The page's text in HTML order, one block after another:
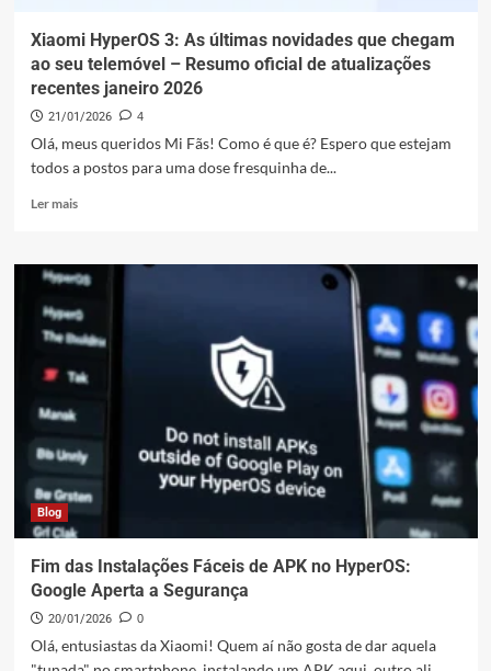
Xiaomi HyperOS 3: As últimas novidades que chegam
ao seu telemóvel – Resumo oficial de atualizações
recentes janeiro 2026
21/01/2026 4
Olá, meus queridos Mi Fãs! Como é que é? Espero que estejam
todos a postos para uma dose fresquinha de...
Ler maisLeia
Xiaomi
HyperOS
3:
As
últimas
novidades
que
chegam
seu
telemóvel
–
Resumo
oficial
atualizações
recentes
janeiro
2026
Blog
Fim das Instalações Fáceis de APK no HyperOS:
Google Aperta a Segurança
20/01/2026 0
Olá, entusiastas da Xiaomi! Quem aí não gosta de dar aquela